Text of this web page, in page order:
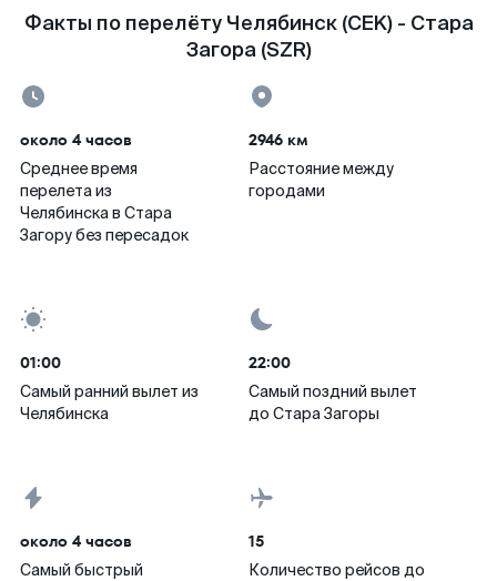
Факты по перелёту Челябинск (CEK) - Стара
Загора (SZR)
около 4 часов
Среднее время
перелета из
Челябинска в Стара
Загору без пересадок
2946 км
Расстояние между
городами
01:00
Самый ранний вылет из
Челябинска
22:00
Самый поздний вылет
до Стара Загоры
около 4 часов
Самый быстрый
15
Количество рейсов до